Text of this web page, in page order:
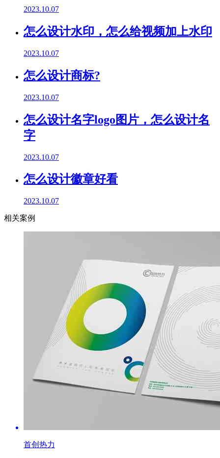
2023.10.07
怎么设计水印，怎么给视频加上水印
2023.10.07
怎么设计商标?
2023.10.07
怎么设计名字logo图片，怎么设计名
字
2023.10.07
怎么设计徽章好看
2023.10.07
相关案例
首创热力